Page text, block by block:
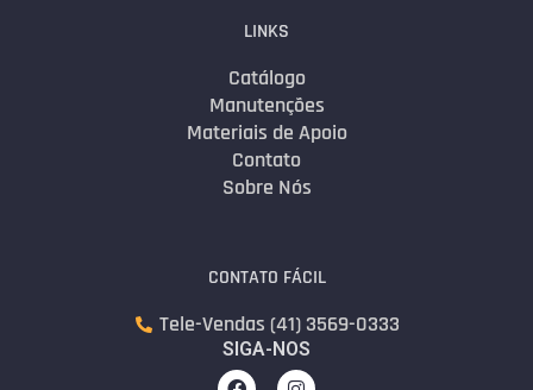
LINKS
Catálogo
Manutenções
Materiais de Apoio
Contato
Sobre Nós
CONTATO FÁCIL
Tele-Vendas (41) 3569-0333
SIGA-NOS